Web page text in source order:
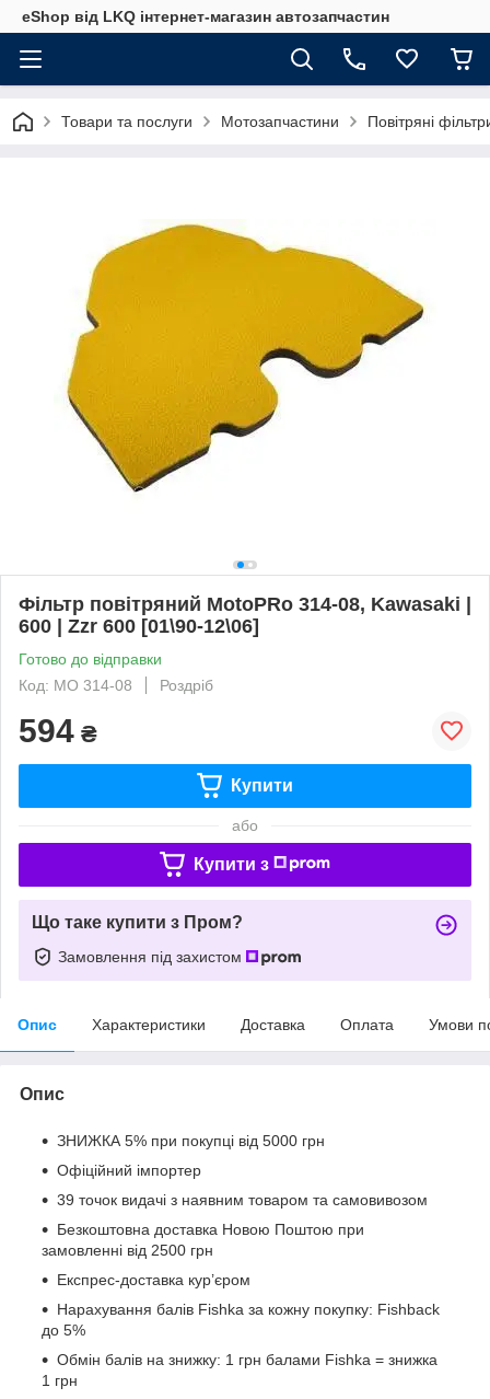
eShop від LKQ інтернет-магазин автозапчастин
Товари та послуги Мотозапчастини Повітряні
Фільтр повітряний MotoPRo 314-08, Kawasaki |
600 | Zzr 600 [01\90-12\06]
Готово до відправки
Код: MO 314-08
Роздріб
594 ₴
Купити
або
Купити з
Що таке купити з Пром?
Замовлення під захистом
Опис Характеристики Доставка Оплата Умови
Опис
ЗНИЖКА 5% при покупці від 5000 грн
Офіційний імпортер
39 точок видачі з наявним товаром та самовивозом
Безкоштовна доставка Новою Поштою при
замовленні від 2500 грн
Експрес-доставка кур’єром
Нарахування балів Fishka за кожну покупку: Fishback
до 5%
Обмін балів на знижку: 1 грн балами Fishka = знижка
1 грн